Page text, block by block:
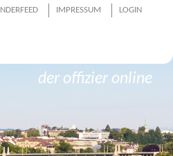
IMPRESSUM LOGIN
der offizier online